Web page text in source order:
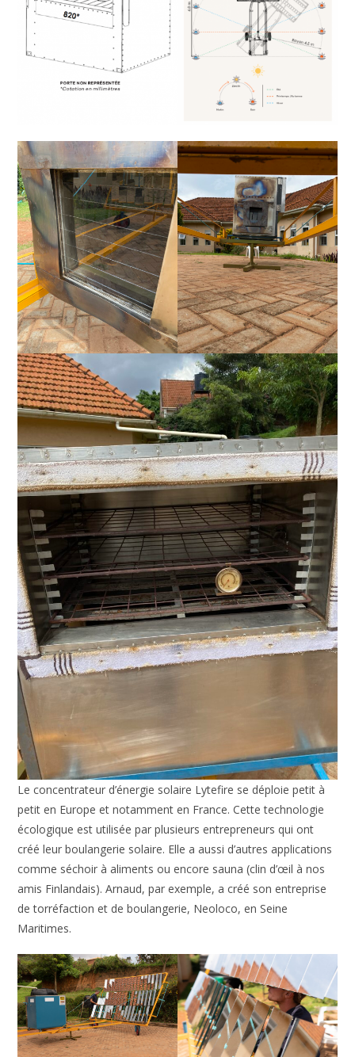
Le concentrateur d’énergie solaire Lytefire se déploie petit à
petit en Europe et notamment en France. Cette technologie
écologique est utilisée par plusieurs entrepreneurs qui ont
créé leur boulangerie solaire. Elle a aussi d’autres applications
comme séchoir à aliments ou encore sauna (clin d’œil à nos
amis Finlandais). Arnaud, par exemple, a créé son entreprise
de torréfaction et de boulangerie, Neoloco, en Seine
Maritimes.